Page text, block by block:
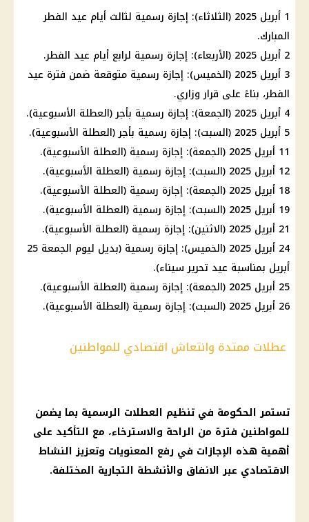
1 أبريل 2025 (الثلاثاء): إجازة رسمية لثالث أيام عيد الفطر
المبارك.
2 أبريل 2025 (الأربعاء): إجازة رسمية لرابع أيام عيد الفطر.
3 أبريل 2025 (الخميس): إجازة رسمية متوقعة ضمن فترة عيد
الفطر، بناءً على قرار وزاري.
4 أبريل 2025 (الجمعة): إجازة رسمية بأجر (العطلة الأسبوعية).
5 أبريل 2025 (السبت): إجازة رسمية بأجر (العطلة الأسبوعية).
11 أبريل 2025 (الجمعة): إجازة رسمية (العطلة الأسبوعية).
12 أبريل 2025 (السبت): إجازة رسمية (العطلة الأسبوعية).
18 أبريل 2025 (الجمعة): إجازة رسمية (العطلة الأسبوعية).
19 أبريل 2025 (السبت): إجازة رسمية (العطلة الأسبوعية).
21 أبريل 2025 (الاثنين): إجازة رسمية (العطلة الأسبوعية).
24 أبريل 2025 (الخميس): إجازة رسمية (بديل ليوم الجمعة 25
أبريل بمناسبة عيد تحرير سيناء).
25 أبريل 2025 (الجمعة): إجازة رسمية (العطلة الأسبوعية).
26 أبريل 2025 (السبت): إجازة رسمية (العطلة الأسبوعية).
عطلات ممتدة وانتعاش اقتصادي للمواطنين
تستمر الحكومة في تنظيم العطلات الرسمية بما يضمن
للمواطنين فترة من الراحة والاسترخاء، مع التأكيد على
أهمية هذه الإجازات في رفع المعنويات وتعزيز النشاط
الاقتصادي عبر الانفاق والأنشطة التجارية المختلفة.